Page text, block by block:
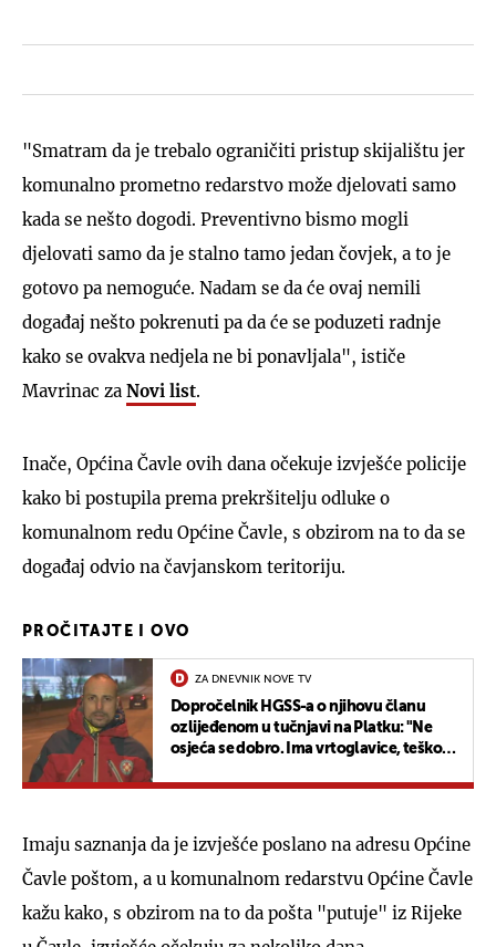
"Smatram da je trebalo ograničiti pristup skijalištu jer
komunalno prometno redarstvo može djelovati samo
kada se nešto dogodi. Preventivno bismo mogli
djelovati samo da je stalno tamo jedan čovjek, a to je
gotovo pa nemoguće. Nadam se da će ovaj nemili
događaj nešto pokrenuti pa da će se poduzeti radnje
kako se ovakva nedjela ne bi ponavljala", ističe
Mavrinac za Novi list.
Inače, Općina Čavle ovih dana očekuje izvješće policije
kako bi postupila prema prekršitelju odluke o
komunalnom redu Općine Čavle, s obzirom na to da se
događaj odvio na čavjanskom teritoriju.
PROČITAJTE I OVO
ZA DNEVNIK NOVE TV
Dopročelnik HGSS-a o njihovu članu
ozlijeđenom u tučnjavi na Platku: "Ne
osjeća se dobro. Ima vrtoglavice, teško
Imaju saznanja da je izvješće poslano na adresu Općine
Čavle poštom, a u komunalnom redarstvu Općine Čavle
kažu kako, s obzirom na to da pošta "putuje" iz Rijeke